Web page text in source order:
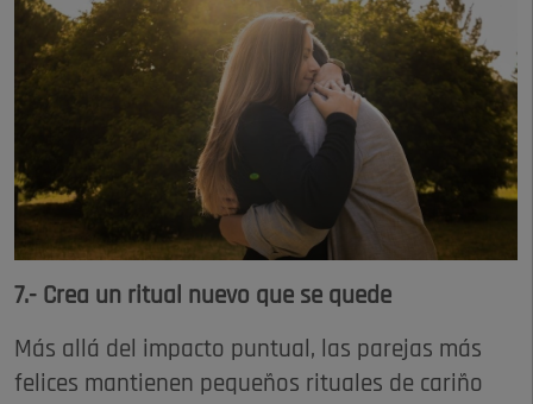
7.- Crea un ritual nuevo que se quede
Más allá del impacto puntual, las parejas más
felices mantienen pequeños rituales de cariño